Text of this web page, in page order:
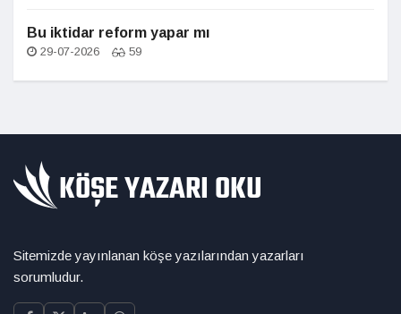
Bu iktidar reform yapar mı
29-07-2026 59
Sitemizde yayınlanan köşe yazılarından yazarları
sorumludur.